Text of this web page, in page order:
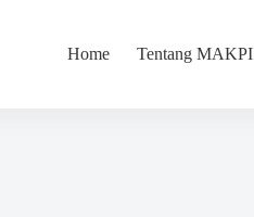
Home Tentang MAKPI